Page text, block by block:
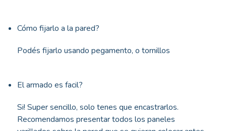
Cómo fijarlo a la pared?
Podés fijarlo usando pegamento, o tornillos
El armado es facil?
Si! Super sencillo, solo tenes que encastrarlos.
Recomendamos presentar todos los paneles